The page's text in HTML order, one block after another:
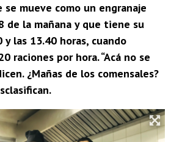
se mueve como un engranaje
de la mañana y que tiene su
las 13.40 horas, cuando
raciones por hora. “Acá no se
¿Mañas de los comensales?